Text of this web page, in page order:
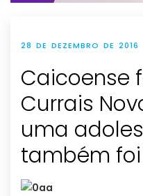
28 DE DEZEMBRO DE 2016
Caicoense
Currais
uma
também